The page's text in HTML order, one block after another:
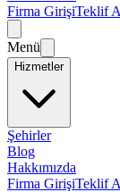
Firma GirişiTeklif
Menü
Hizmetler
Şehirler
Blog
Hakkımızda
Firma GirişiTeklif